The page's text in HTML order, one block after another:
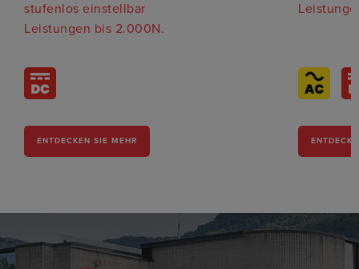
stufenlos einstellbar
Leistungen bis 2.000N.
ENTDECKEN SIE MEHR